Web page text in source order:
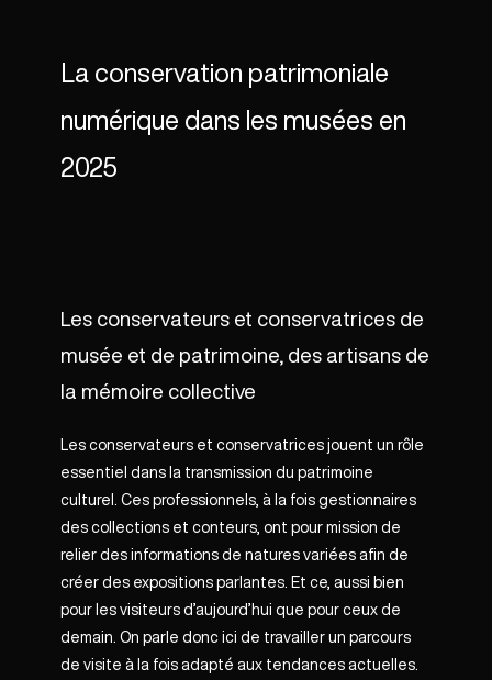
La conservation patrimoniale
numérique dans les musées en
2025
Les conservateurs et conservatrices de
musée et de patrimoine, des artisans de
la mémoire collective
Les conservateurs et conservatrices jouent un rôle
essentiel dans la transmission du patrimoine
culturel. Ces professionnels, à la fois gestionnaires
des collections et conteurs, ont pour mission de
relier des informations de natures variées afin de
créer des expositions parlantes. Et ce, aussi bien
pour les visiteurs d’aujourd’hui que pour ceux de
demain. On parle donc ici de travailler un parcours
de visite à la fois adapté aux tendances actuelles.